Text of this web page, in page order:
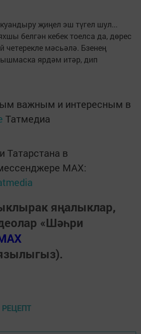
җиңел эш түгел шул...
белгән кебек тоелса да, дөрес
четерекле мәсьәлә. Бзенең
ярдәм итәр, дип
важным и интересным в
Татмедиа
Татарстана в
MАХ:
яңалыклар,
«Шәһри